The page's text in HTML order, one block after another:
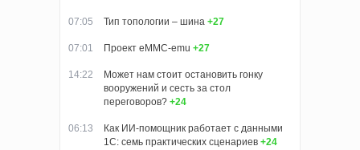
07:05 Тип топологии – шина +27
07:01 Проект eMMC-emu +27
14:22
Может нам стоит остановить гонку
вооружений и сесть за стол
переговоров? +24
06:13
Как ИИ-помощник работает с данными
1С: семь практических сценариев +24